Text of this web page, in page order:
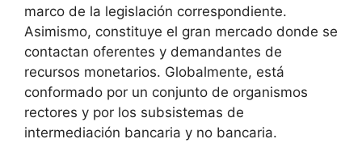
marco de la legislación correspondiente.
Asimismo, constituye el gran mercado donde se
contactan oferentes y demandantes de
recursos monetarios. Globalmente, está
conformado por un conjunto de organismos
rectores y por los subsistemas de
intermediación bancaria y no bancaria.